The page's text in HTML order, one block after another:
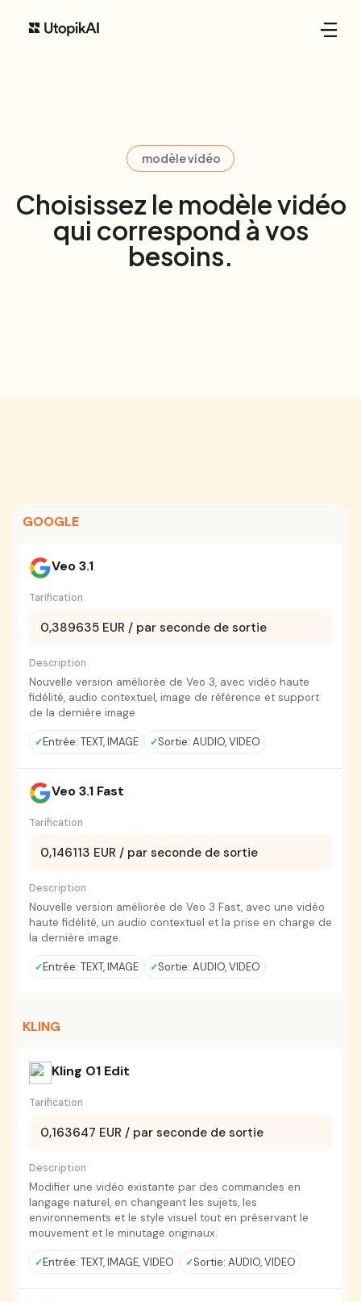
modèle vidéo
Choisissez le modèle vidéo
qui correspond à vos
besoins.
GOOGLE
Veo 3.1
Tarification
0,389635 EUR / par seconde de sortie
Description
Nouvelle version améliorée de Veo 3, avec vidéo haute
fidélité, audio contextuel, image de référence et support
de la dernière image
Entrée: TEXT, IMAGE Sortie: AUDIO, VIDEO
Veo 3.1 Fast
Tarification
0,146113 EUR / par seconde de sortie
Description
Nouvelle version améliorée de Veo 3 Fast, avec une vidéo
haute fidélité, un audio contextuel et la prise en charge de
la dernière image.
Entrée: TEXT, IMAGE Sortie: AUDIO, VIDEO
KLING
Kling O1 Edit
Tarification
0,163647 EUR / par seconde de sortie
Description
Modifier une vidéo existante par des commandes en
langage naturel, en changeant les sujets, les
environnements et le style visuel tout en préservant le
mouvement et le minutage originaux.
Entrée: TEXT, IMAGE, VIDEO Sortie: AUDIO, VIDEO